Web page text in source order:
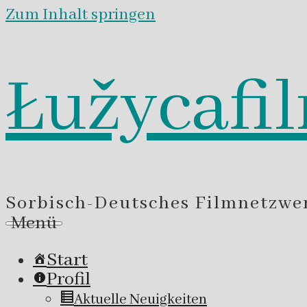
Zum Inhalt springen
Sorbisch-Deutsches
Menü
Start
Profil
Aktuelle Neuigkeiten